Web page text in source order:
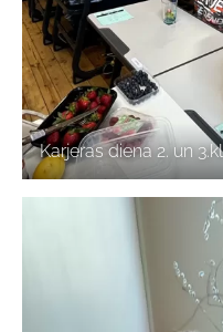
Karjeras diena 2. un